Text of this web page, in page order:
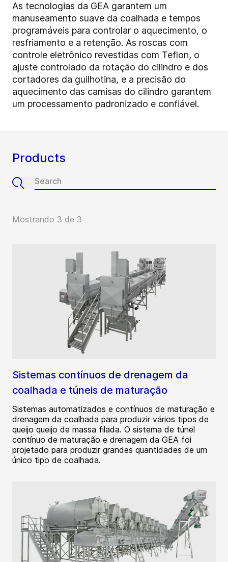
As tecnologias da GEA garantem um
manuseamento suave da coalhada e tempos
programáveis para controlar o aquecimento, o
resfriamento e a retenção. As roscas com
controle eletrônico revestidas com Teflon, o
ajuste controlado da rotação do cilindro e dos
cortadores da guilhotina, e a precisão do
aquecimento das camisas do cilindro garantem
um processamento padronizado e confiável.
Products
Mostrando 3 de 3
Sistemas contínuos de drenagem da
coalhada e túneis de maturação
Sistemas automatizados e contínuos de maturação e
drenagem da coalhada para produzir vários tipos de
queijo queijo de massa filada. O sistema de túnel
contínuo de maturação e drenagem da GEA foi
projetado para produzir grandes quantidades de um
único tipo de coalhada.